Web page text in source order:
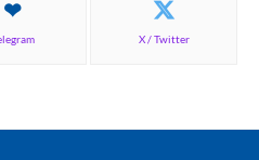
X / Twitter